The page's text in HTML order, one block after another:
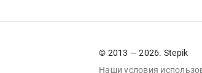
© 2013 — 2026. Stepik
Наши условия